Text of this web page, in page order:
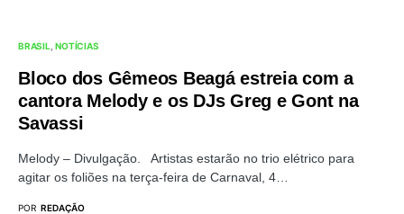
BRASIL NOTÍCIAS
Bloco dos Gêmeos Beagá estreia com a
cantora Melody e os DJs Greg e Gont na
Savassi
Melody – Divulgação. Artistas estarão no trio elétrico para
agitar os foliões na terça-feira de Carnaval, 4…
POR REDAÇÃO